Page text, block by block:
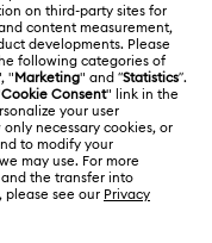
Français